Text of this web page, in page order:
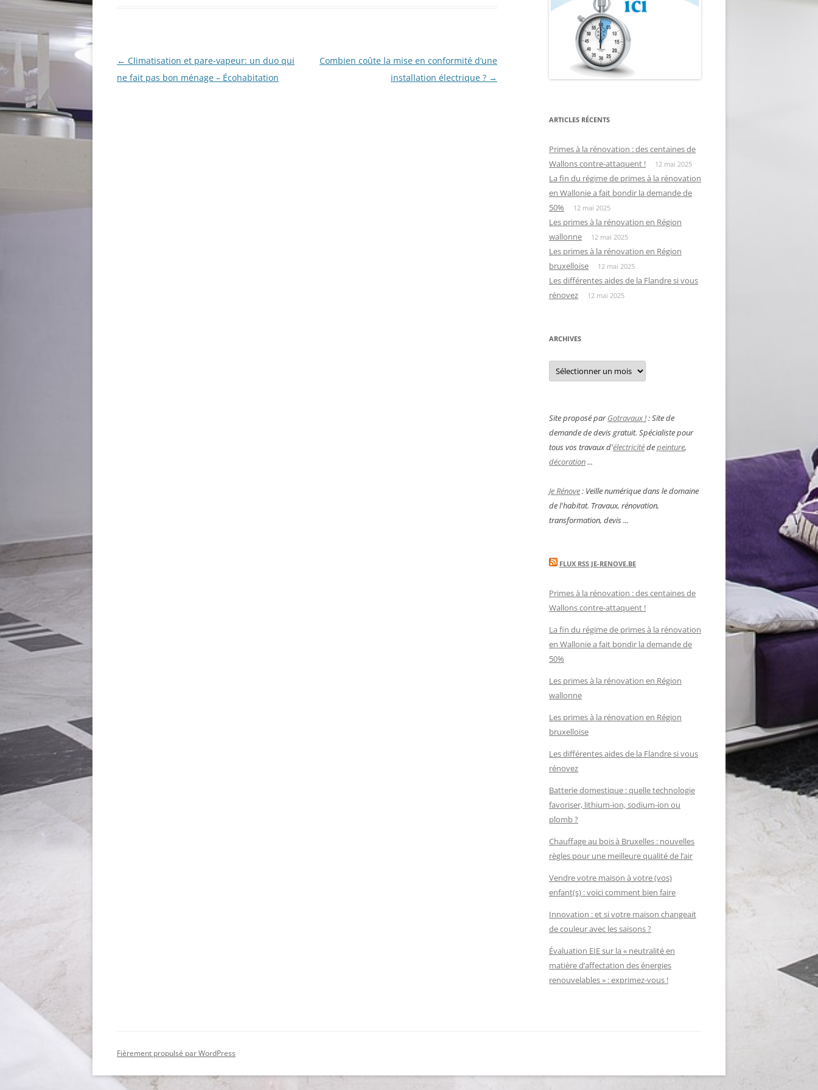
Navigation
des
← Climatisation et pare-vapeur: un duo qui
ne fait pas bon ménage – Écohabitation
Combien coûte la mise en conformité d’une
installation électrique ? →
ARTICLES RÉCENTS
Primes à la rénovation : des centaines de
Wallons contre-attaquent !
12 mai 2025
La fin du régime de primes à la rénovation
en Wallonie a fait bondir la demande de
50%
12 mai 2025
Les primes à la rénovation en Région
wallonne
12 mai 2025
Les primes à la rénovation en Région
bruxelloise
12 mai 2025
Les différentes aides de la Flandre si vous
rénovez
12 mai 2025
ARCHIVES
Archives
Site proposé parGotravaux !: Site de
demande de devis gratuit. Spécialiste pour
tous vos travaux d'électricitédepeinture,
décoration...
Je Rénove: Veille numérique dans le domaine
de l'habitat. Travaux, rénovation,
transformation, devis ...
FLUX RSS JE-RENOVE.BE
Primes à la rénovation : des centaines de
Wallons contre-attaquent !
La fin du régime de primes à la rénovation
en Wallonie a fait bondir la demande de
50%
Les primes à la rénovation en Région
wallonne
Les primes à la rénovation en Région
bruxelloise
Les différentes aides de la Flandre si vous
rénovez
Batterie domestique : quelle technologie
favoriser, lithium-ion, sodium-ion ou
plomb ?
Chauffage au bois à Bruxelles : nouvelles
règles pour une meilleure qualité de l’air
Vendre votre maison à votre (vos)
enfant(s) : voici comment bien faire
Innovation : et si votre maison changeait
de couleur avec les saisons ?
Évaluation EIE sur la « neutralité en
matière d’affectation des énergies
renouvelables » : exprimez-vous !
Fièrement propulsé par WordPress